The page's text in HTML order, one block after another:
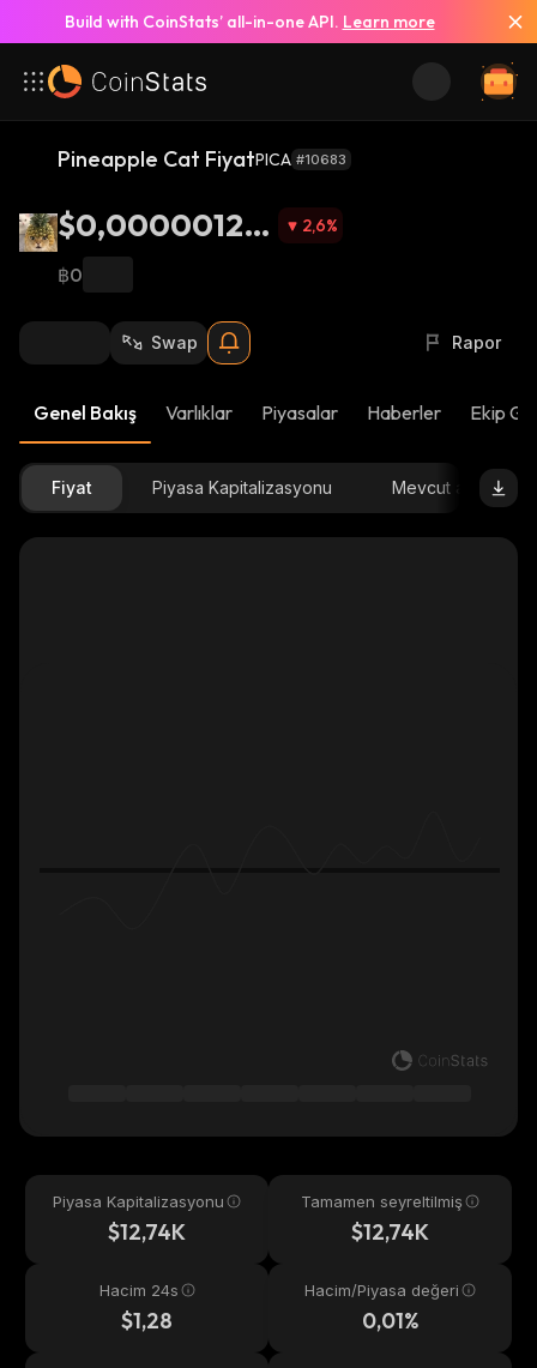
Build with CoinStats’ all-in-one API. Learn more
Pineapple Cat FiyatPICA #10683
$0,00000127
4
2,6%
฿0
Swap Rapor
Genel Bakış Varlıklar Piyasalar Haberler Ekip
Fiyat Piyasa Kapitalizasyonu Mevcut arz
Piyasa Kapitalizasyonu
$12,74K
Tamamen seyreltilmiş
$12,74K
Hacim 24s
$1,28
Hacim/Piyasa değeri
0,01%